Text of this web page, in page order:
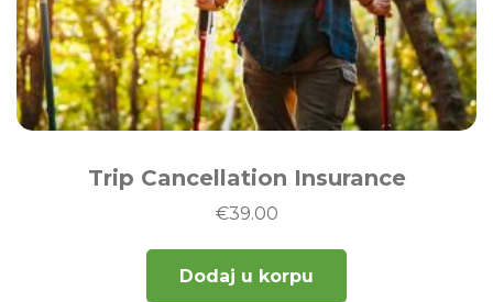
Trip Cancellation Insurance
€39.00
Dodaj u korpu